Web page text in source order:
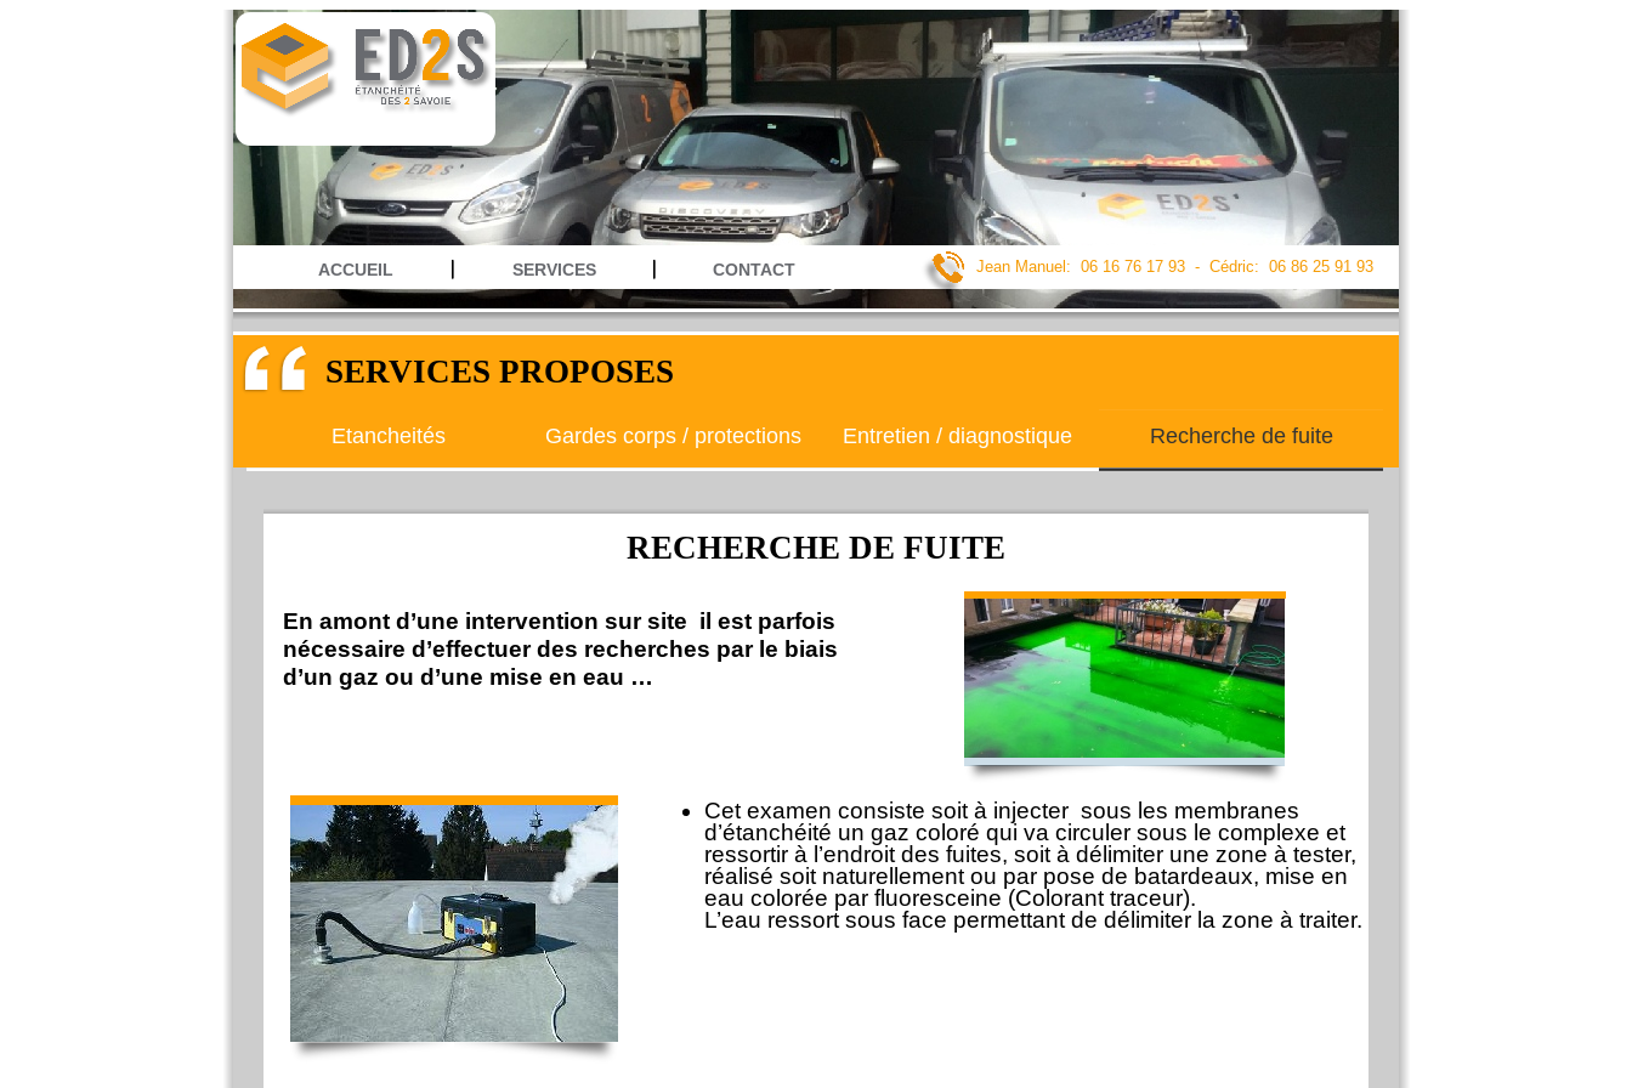
Jean Manuel: 06 16 76 17 93 - Cédric: 06 86 25 91 93
ACCUEIL SERVICES CONTACT
En amont d’une intervention sur site il est parfois
nécessaire d’effectuer des recherches par le biais
d’un gaz ou d’une mise en eau …
Cet examen consiste soit à injecter sous les membranes
d’étanchéité un gaz coloré qui va circuler sous le complexe et
ressortir à l’endroit des fuites, soit à délimiter une zone à tester,
réalisé soit naturellement ou par pose de batardeaux, mise en
eau colorée par fluoresceine (Colorant traceur).
L’eau ressort sous face permettant de délimiter la zone à traiter.
RECHERCHE DE FUITE
SERVICES PROPOSES
Etancheités Gardes corps / protections Entretien / diagnostique Recherche de fuite